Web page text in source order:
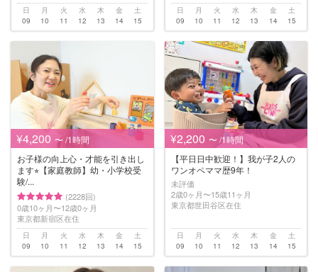
日
09
月
10
火
11
水
12
木
13
金
14
土
15
日
09
月
10
火
11
水
12
木
13
金
14
土
15
¥4,200 〜 /1時間
お子様の向上心・才能を引き出し
ます⭐︎【家庭教師】幼・小学校受
験/...
(2228回)
0歳10ヶ月〜12歳0ヶ月
東京都新宿区在住
日
09
月
10
火
11
水
12
木
13
金
14
土
15
¥2,200 〜 /1時間
【平日日中歓迎！】我が子2人の
ワンオペママ歴9年！
未評価
2歳0ヶ月〜15歳11ヶ月
東京都世田谷区在住
日
09
月
10
火
11
水
12
木
13
金
14
土
15